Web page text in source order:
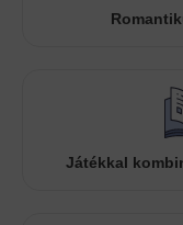
Játékkal